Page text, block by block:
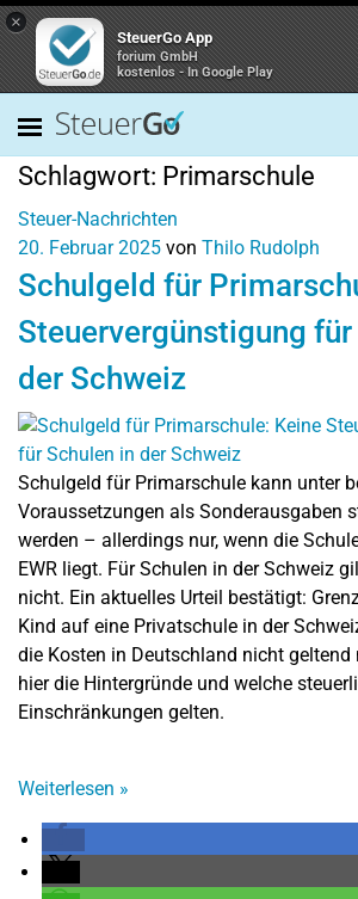
×
SteuerGo App
forium GmbH
kostenlos - In Google Play
Schlagwort: Primarschule
Steuer-Nachrichten
20. Februar 2025 von Thilo Rudolph
Schulgeld für
Steuervergünstigung
der Schweiz
Schulgeld für Primarschule kann unter
Voraussetzungen als Sonderausgaben
werden – allerdings nur, wenn die
EWR liegt. Für Schulen in der Schweiz
nicht. Ein aktuelles Urteil bestätigt:
Kind auf eine Privatschule in der
die Kosten in Deutschland nicht geltend
hier die Hintergründe und welche
Einschränkungen gelten.
Weiterlesen »